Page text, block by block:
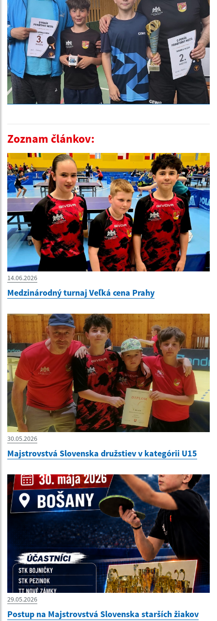
Zoznam článkov:
14.06.2026
Medzinárodný turnaj Veľká cena Prahy
30.05.2026
Majstrovstvá Slovenska družstiev v kategórii U15
29.05.2026
Postup na Majstrovstvá Slovenska starších žiakov